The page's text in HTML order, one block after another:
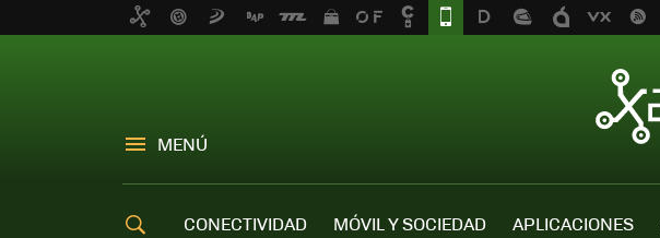
MENÚ
CONECTIVIDAD MÓVIL Y SOCIEDAD APLICACIONES